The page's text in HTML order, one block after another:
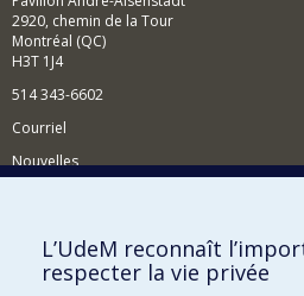
2920, chemin de la Tour
Montréal (QC)
H3T 1J4
514 343-6602
Courriel
Nouvelles
Comment soutenir le Département?
BESOIN D'AIDE?
L’UdeM reconnaît
respecter la vie privée